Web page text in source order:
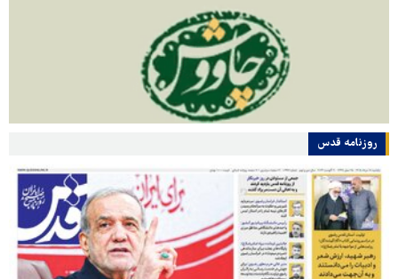
روزنامه قدس